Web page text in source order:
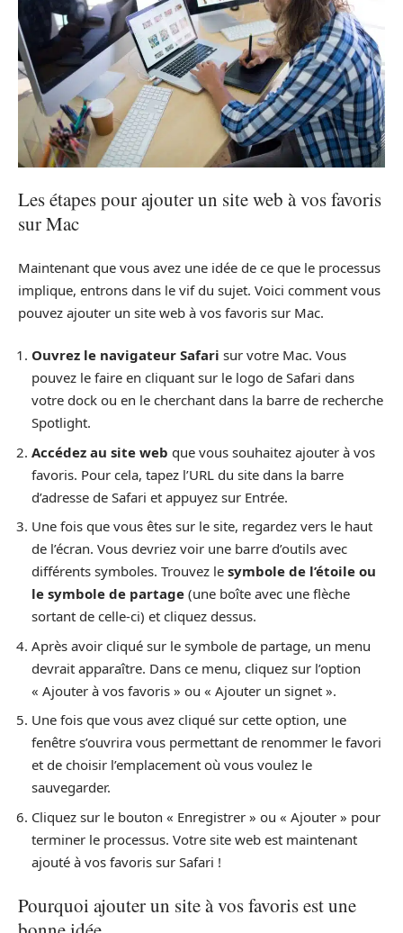
Les étapes pour ajouter un site web à vos favoris
sur Mac
Maintenant que vous avez une idée de ce que le processus
implique, entrons dans le vif du sujet. Voici comment vous
pouvez ajouter un site web à vos favoris sur Mac.
Ouvrez le navigateur Safari sur votre Mac. Vous
pouvez le faire en cliquant sur le logo de Safari dans
votre dock ou en le cherchant dans la barre de recherche
Spotlight.
Accédez au site web que vous souhaitez ajouter à vos
favoris. Pour cela, tapez l’URL du site dans la barre
d’adresse de Safari et appuyez sur Entrée.
Une fois que vous êtes sur le site, regardez vers le haut
de l’écran. Vous devriez voir une barre d’outils avec
différents symboles. Trouvez le symbole de l’étoile ou
le symbole de partage (une boîte avec une flèche
sortant de celle-ci) et cliquez dessus.
Après avoir cliqué sur le symbole de partage, un menu
devrait apparaître. Dans ce menu, cliquez sur l’option
« Ajouter à vos favoris » ou « Ajouter un signet ».
Une fois que vous avez cliqué sur cette option, une
fenêtre s’ouvrira vous permettant de renommer le favori
et de choisir l’emplacement où vous voulez le
sauvegarder.
Cliquez sur le bouton « Enregistrer » ou « Ajouter » pour
terminer le processus. Votre site web est maintenant
ajouté à vos favoris sur Safari !
Pourquoi ajouter un site à vos favoris est une